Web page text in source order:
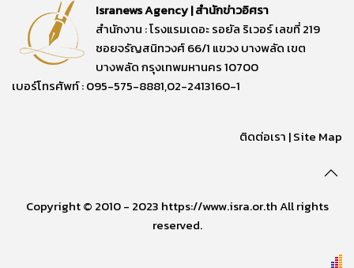
Isranews Agency | สำนักข่าวอิศรา
สำนักงาน : โรงแรมเดอะ รอยัล ริเวอร์ เลขที่ 219
ซอยจรัญสนิทวงศ์ 66/1 แขวง บางพลัด เขต
บางพลัด กรุงเทพมหานคร 10700
เบอร์โทรศัพท์ : 095-575-8881,02-2413160-1
ติดต่อเรา |Site Map
Copyright © 2010 - 2023 https://www.isra.or.th All rights
reserved.